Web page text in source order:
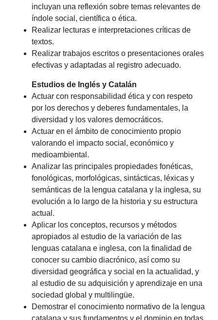
incluyan una reflexión sobre temas relevantes de
índole social, científica o ética.
Realizar lecturas e interpretaciones críticas de
textos.
Realizar trabajos escritos o presentaciones orales
efectivas y adaptadas al registro adecuado.
Estudios de Inglés y Catalán
Actuar con responsabilidad ética y con respeto
por los derechos y deberes fundamentales, la
diversidad y los valores democráticos.
Actuar en el ámbito de conocimiento propio
valorando el impacto social, económico y
medioambiental.
Analizar las principales propiedades fonéticas,
fonológicas, morfológicas, sintácticas, léxicas y
semánticas de la lengua catalana y la inglesa, su
evolución a lo largo de la historia y su estructura
actual.
Aplicar los conceptos, recursos y métodos
apropiados al estudio de la variación de las
lenguas catalana e inglesa, con la finalidad de
conocer su cambio diacrónico, así como su
diversidad geográfica y social en la actualidad, y
al estudio de su adquisición y aprendizaje en una
sociedad global y multilingüe.
Demostrar el conocimiento normativo de la lengua
catalana y sus fundamentos y el dominio en todas